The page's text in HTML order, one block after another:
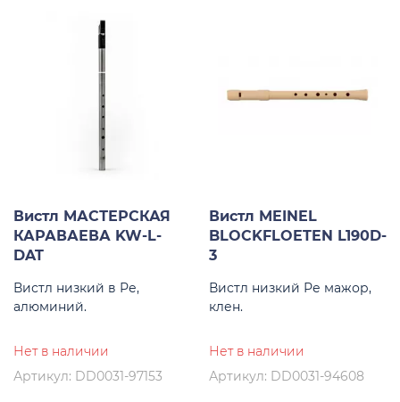
Вистл МАСТЕРСКАЯ
КАРАВАЕВА KW-L-
DAT
Вистл низкий в Ре,
алюминий.
Нет в наличии
Артикул: DD0031-97153
Вистл MEINEL
BLOCKFLOETEN L190D-
3
Вистл низкий Ре мажор,
клен.
Нет в наличии
Артикул: DD0031-94608